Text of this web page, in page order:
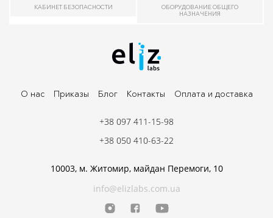
КАБИНЕТ БЕЗОПАСНОСТИ
ОБОРУДОВАНИЕ ОБЩЕГО
НАЗНАЧЕНИЯ
О нас Приказы Блог Контакты Оплата и доставка
10003, м. Житомир, майдан Перемоги, 10
info@elizlabs.com.ua
+38 097 411-15-98
+38 050 410-63-22